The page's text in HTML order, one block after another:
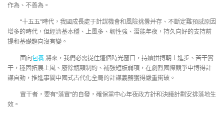
作為、不善為。
“十五五”時代，我國成長處于計謀機會和風險挑釁并存、不斷定難預感原因
增多的時代，但經濟基本穩、上風多、韌性強、潛能年夜，持久向好的支持前
提和基礎趨向沒有變。
面向包養將來，我們必需捉住這個時光窗口，持續拼搏朝上進步、苦干實
干，穩固拓展上風、廢除瓶頸制約、補強短板弱項，在劇烈國際競爭中博得計
謀自動，推進事關中國式古代化全局的計謀義務獲得嚴重衝破。
實干者，要有“落實”的自發，確保黨中心年夜政方針和決議計劃安排落地生
效。